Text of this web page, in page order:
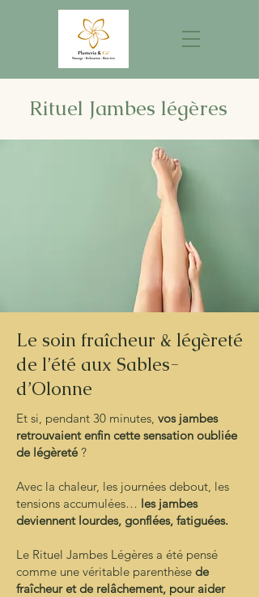
Rituel Jambes légères
Le soin fraîcheur & légèreté
de l’été aux Sables-
d’Olonne
Et si, pendant 30 minutes, vos jambes
retrouvaient enfin cette sensation oubliée
de légèreté?
Avec la chaleur, les journées debout, les
tensions accumulées… les jambes
deviennent lourdes, gonflées, fatiguées.
Le Rituel Jambes Légères a été pensé
comme une véritable parenthèse de
fraîcheur et de relâchement, pour aider